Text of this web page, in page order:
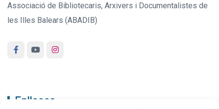
Associació de Bibliotecaris, Arxivers i Documentalistes de
les Illes Balears (ABADIB)
Enllaços